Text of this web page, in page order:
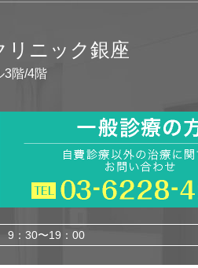
リニック銀座
3階/4階
9：30〜19：00